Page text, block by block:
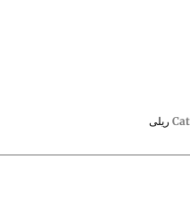
ریلی